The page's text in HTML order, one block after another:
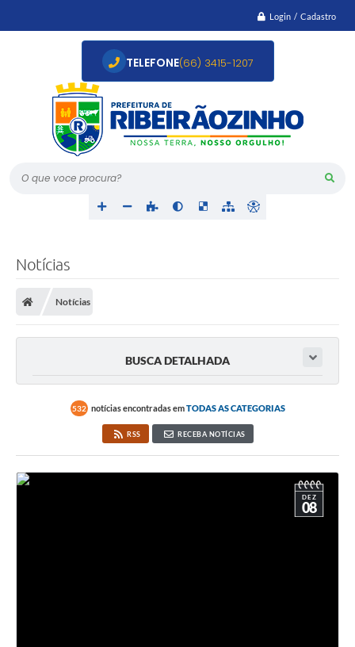
Login / Cadastro
O que voce procura?
TELEFONE(66) 3415-1207
Notícias
Notícias
BUSCA DETALHADA
532 notícias encontradas emTODAS AS CATEGORIAS
RSS RECEBA NOTÍCIAS
DEZ
08